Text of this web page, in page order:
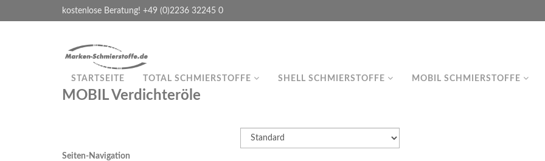
kostenlose Beratung! +49 (0)2236 32245 0
STARTSEITE TOTAL SCHMIERSTOFFE SHELL SCHMIERSTOFFE MOBIL SCHMIERSTOFFE
MOBIL Verdichteröle
Seiten-Navigation